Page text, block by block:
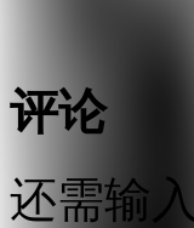
评论
还需输